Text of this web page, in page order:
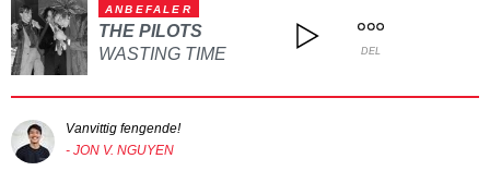
ANBEFALER
THE PILOTS
WASTING TIME
DEL
Vanvittig fengende!
- JON V. NGUYEN